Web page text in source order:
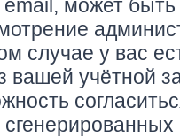
может
случае у вас
учётной